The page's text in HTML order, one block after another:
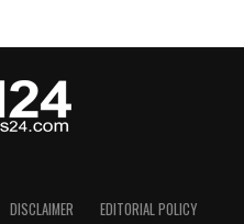
DISCLAIMER EDITORIAL POLICY